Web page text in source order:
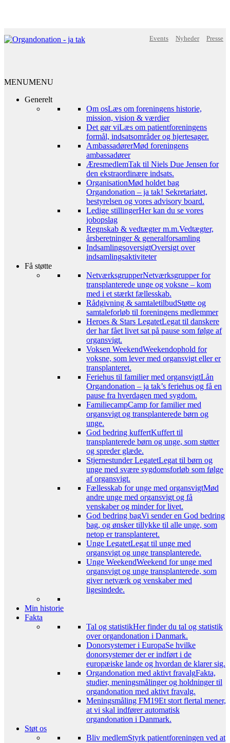
Events Nyheder Presse
MENUMENU
Generelt
Om osLæs om foreningens historie,
mission, vision & værdier
Det gør viLæs om patientforeningens
formål, indsatsområder og hjertesager.
AmbassadørerMød foreningens
ambassadører
ÆresmedlemTak til Niels Due Jensen for
den ekstraordinære indsats.
OrganisationMød holdet bag
Organdonation – ja tak! Sekretariatet,
bestyrelsen og vores advisory board.
Ledige stillingerHer kan du se vores
jobopslag
Regnskab & vedtægter m.m.Vedtægter,
årsberetninger & generalforsamling
IndsamlingsoversigtOversigt over
indsamlingsaktiviteter
Få støtte
NetværksgrupperNetværksgrupper for
transplanterede unge og voksne – kom
med i et stærkt fællesskab.
Rådgivning & samtaletilbudStøtte og
samtaleforløb til foreningens medlemmer
Heroes & Stars LegatetLegat til danskere
der har fået livet sat på pause som følge af
organsvigt.
Voksen WeekendWeekendophold for
voksne, som lever med organsvigt eller er
transplanteret.
Feriehus til familier med organsvigtLån
Organdonation – ja tak’s feriehus og få en
pause fra hverdagen med sygdom.
FamiliecampCamp for familier med
organsvigt og transplanterede børn og
unge.
God bedring kuffertKuffert til
transplanterede børn og unge, som støtter
og spreder glæde.
Stjernestunder LegatetLegat til børn og
unge med svære sygdomsforløb som følge
af organsvigt.
Fællesskab for unge med organsvigtMød
andre unge med organsvigt og få
venskaber og minder for livet.
God bedring bagVi sender en God bedring
bag, og ønsker tillykke til alle unge, som
netop er transplanteret.
Unge LegatetLegat til unge med
organsvigt og unge transplanterede.
Unge WeekendWeekend for unge med
organsvigt og unge transplanterede, som
giver netværk og venskaber med
ligesindede.
Min historie
Fakta
Tal og statistikHer finder du tal og statistik
over organdonation i Danmark.
Donorsystemer i EuropaSe hvilke
donorsystemer der er indført i de
europæiske lande og hvordan de klarer sig.
Organdonation med aktivt fravalgFakta,
studier, meningsmålinger og holdninger til
organdonation med aktivt fravalg.
Meningsmåling FM19Et stort flertal mener,
at vi skal indfører automatisk
organdonation i Danmark.
Støt os
Bliv medlemStyrk patientforeningen ved at